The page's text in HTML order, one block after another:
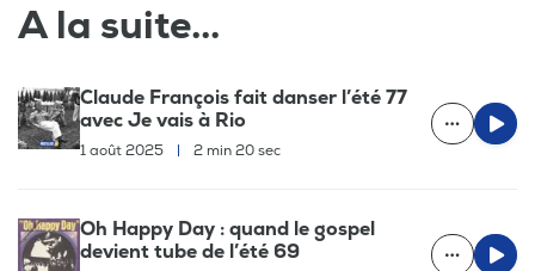
A la suite...
Claude François fait danser l’été 77
avec Je vais à Rio
1 août 2025 | 2 min 20 sec
Oh Happy Day : quand le gospel
devient tube de l’été 69